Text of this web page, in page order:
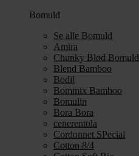
Bomuld
Se alle Bomuld
Amira
Chunky Blød Bomuld
Blend Bamboo
Bodil
Bommix Bamboo
Bomulin
Bora Bora
cenerentola
Cordonnet SPecial
Cotton 8/4